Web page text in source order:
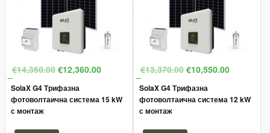
€14,350.00 €12,360.00
SolaX G4 Трифазна
фотоволтаична система 15 kW
с монтаж
€13,370.00 €10,550.00
SolaX G4 Трифазна
фотоволтаична система 12 kW
с монтаж